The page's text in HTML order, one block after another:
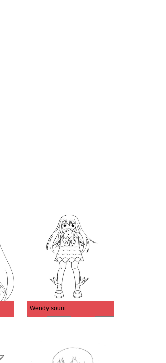
Wendy sourit